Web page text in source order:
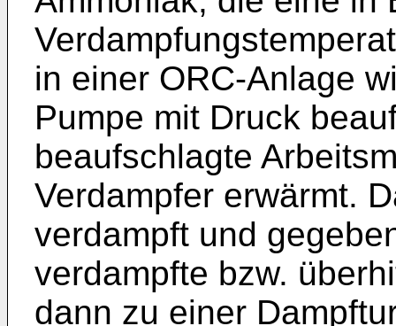
in einer ORC-Anlage
Pumpe mit Druck
beaufschlagte
Verdampfer erwärmt.
verdampft und
verdampfte bzw.
dann zu einer